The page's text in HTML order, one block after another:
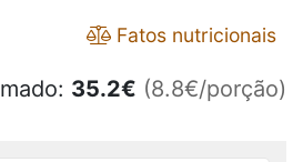
Fatos nutricionais
35.2€ (8.8€/porção)